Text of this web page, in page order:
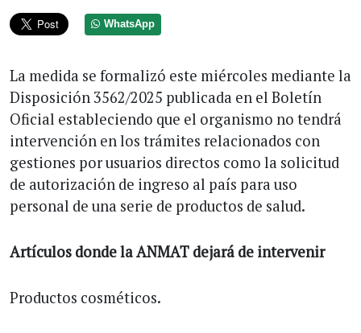
WhatsApp
La medida se formalizó este miércoles mediante la
Disposición 3562/2025 publicada en el Boletín
Oficial estableciendo que el organismo no tendrá
intervención en los trámites relacionados con
gestiones por usuarios directos como la solicitud
de autorización de ingreso al país para uso
personal de una serie de productos de salud.
Artículos donde la ANMAT dejará de intervenir
Productos cosméticos.